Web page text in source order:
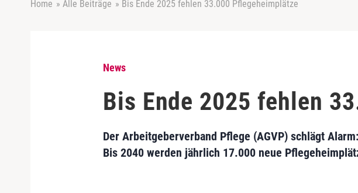
Home » Alle Beiträge » Bis Ende 2025 fehlen 33.000 Pflegeheimplätze
News
Bis Ende 2025 fehlen
Der Arbeitgeberverband Pflege (AGVP) schlägt
Bis 2040 werden jährlich 17.000 neue